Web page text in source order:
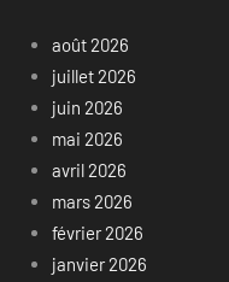
août 2026
juillet 2026
juin 2026
mai 2026
avril 2026
mars 2026
février 2026
janvier 2026